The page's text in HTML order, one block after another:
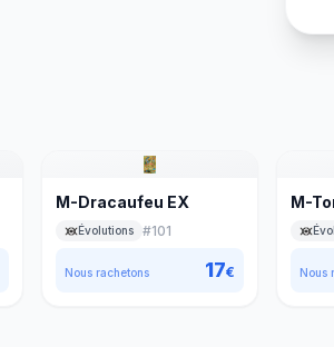
M-Dracaufeu EX
Évolutions #101
Nous rachetons 17€
M-
Nous